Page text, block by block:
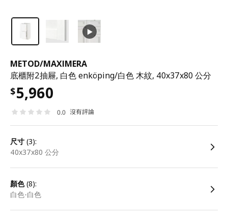
METOD/MAXIMERA
底櫃附2抽屜, 白色 enköping/白色 木紋, 40x37x80 公分
$5,960
0.0 沒有評論
尺寸 (3):
40x37x80 公分
顏色(8):
白色-白色